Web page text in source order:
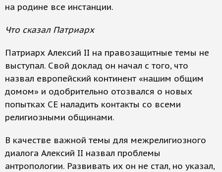
на родине все инстанции.
Что сказал Патриарх
Патриарх Алексий II на правозащитные темы не
выступал. Свой доклад он начал с того, что
назвал европейский континент «нашим общим
домом» и одобрительно отозвался о новых
попытках СЕ наладить контакты со всеми
религиозными общинами.
В качестве важной темы для межрелигиозного
диалога Алексий II назвал проблемы
антропологии. Развивать их он не стал, но указал,